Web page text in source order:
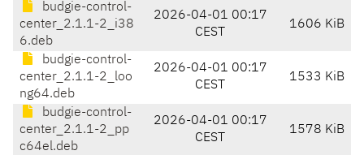
budgie-control-
center_2.1.1-2_i38
6.deb
2026-04-01 00:17
CEST
1606 KiB
budgie-control-
center_2.1.1-2_loo
ng64.deb
2026-04-01 00:17
CEST
1533 KiB
budgie-control-
center_2.1.1-2_pp
c64el.deb
2026-04-01 00:17
CEST
1578 KiB